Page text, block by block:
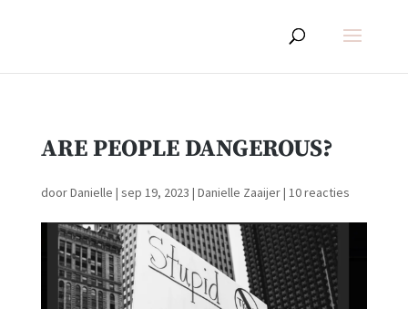
ARE PEOPLE DANGEROUS?
doorDanielle | sep 19, 2023 | Danielle Zaaijer| 10 reacties